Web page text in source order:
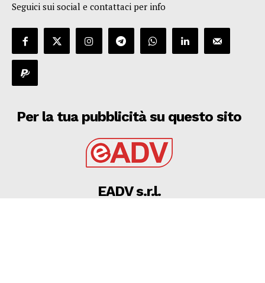
Seguici sui social e contattaci per info
Per la tua pubblicità su questo sito
EADV s.r.l.